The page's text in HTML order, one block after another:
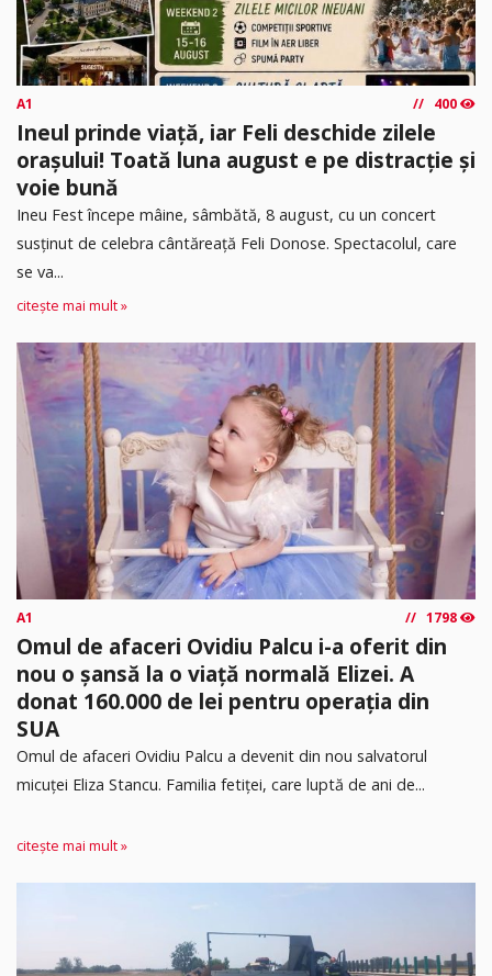
A1 400
Ineul prinde viață, iar Feli deschide zilele
orașului! Toată luna august e pe distracție și
voie bună
Ineu Fest începe mâine, sâmbătă, 8 august, cu un concert
susținut de celebra cântăreață Feli Donose. Spectacolul, care
se va...
citește mai mult »
A1 1798
Omul de afaceri Ovidiu Palcu i-a oferit din
nou o șansă la o viață normală Elizei. A
donat 160.000 de lei pentru operația din
SUA
Omul de afaceri Ovidiu Palcu a devenit din nou salvatorul
micuței Eliza Stancu. Familia fetiței, care luptă de ani de...
citește mai mult »